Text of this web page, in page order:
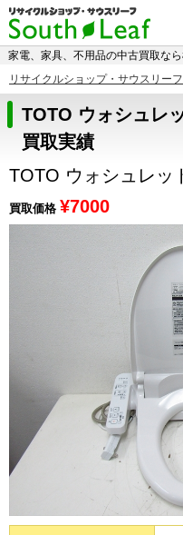
家電、家具、不用品の中古買取な
リサイクルショップ・サウスリー
TOTO ウォシュレ
買取実績
TOTO ウォシュレッ
買取価格 ¥7000